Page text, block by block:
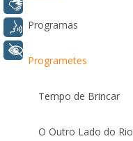
Programas
Programetes
Tempo de Brincar
O Outro Lado do Rio
Voz